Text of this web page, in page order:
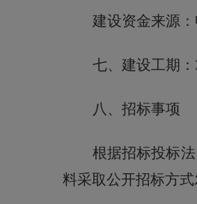
建设资金来源
七、建设工期：
八、招标事项
根据招标投标
料采取公开招标方